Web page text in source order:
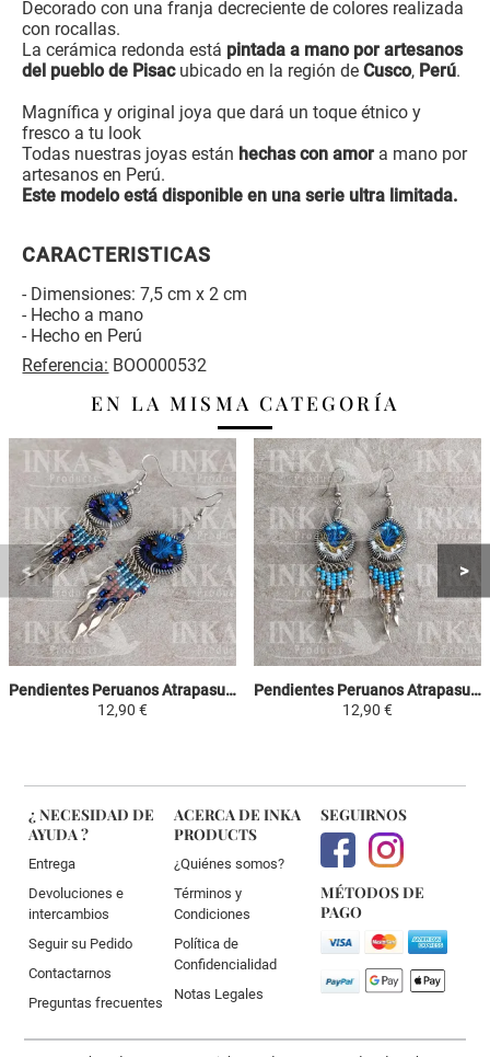
Decorado con una franja decreciente de colores realizada
con rocallas.
La cerámica redonda está pintada a mano por artesanos
del pueblo de Pisacubicado en la región deCusco, Perú.
Magnífica y original joya que dará un toque étnico y
fresco a tu look
Todas nuestras joyas están hechas con amor a mano por
artesanos en Perú.
Este modelo está disponible en una serie ultra limitada.
CARACTERISTICAS
- Dimensiones: 7,5 cm x 2 cm
- Hecho a mano
- Hecho en Perú
Referencia: BOO000532
EN LA MISMA CATEGORÍA
Pendientes Peruanos Atrapasueños - Celeste, Marron y Violeta
12,90 €
Pendientes Peruanos Atrapasueños - Celeste, Amarillo y Blanco
12,90 €
¿ NECESIDAD DE
AYUDA ?
Entrega
Devoluciones e
intercambios
Seguir su Pedido
Contactarnos
Preguntas frecuentes
ACERCA DE INKA
PRODUCTS
¿Quiénes somos?
Términos y
Condiciones
Política de
Confidencialidad
Notas Legales
SEGUIRNOS
MÉTODOS DE
PAGO